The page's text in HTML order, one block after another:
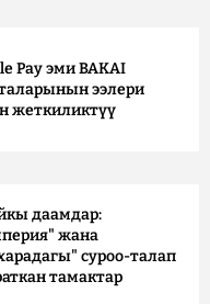
Pay эми BAKAI
ээлери
жеткиликтүү
даамдар:
жана
суроо-талап
тамактар